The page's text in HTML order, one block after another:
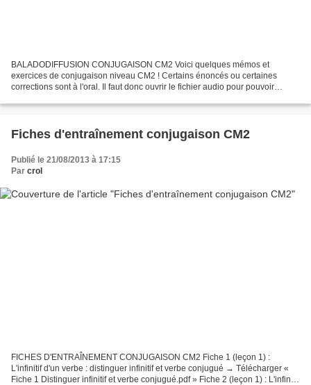
BALADODIFFUSION CONJUGAISON CM2 Voici quelques mémos et
exercices de conjugaison niveau CM2 ! Certains énoncés ou certaines
corrections sont à l'oral. Il faut donc ouvrir le fichier audio pour pouvoir
Fiches d'entraînement conjugaison CM2
Publié le 21/08/2013 à 17:15
Par crol
FICHES D'ENTRAÎNEMENT CONJUGAISON CM2 Fiche 1 (leçon 1) :
L'infinitif d'un verbe : distinguer infinitif et verbe conjugué → Télécharger «
Fiche 1 Distinguer infinitif et verbe conjugué.pdf » Fiche 2 (leçon 1) : L'infinitif